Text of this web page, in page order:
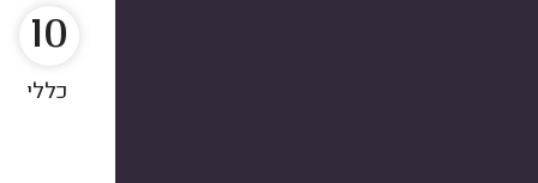
10
כללי